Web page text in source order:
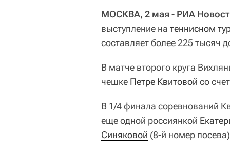
МОСКВА, 2 мая - РИА
выступление на теннисном
составляет более 225 тысяч
В матче второго круга
чешке Петре Квитовой со
В 1/4 финала соревнований
еще одной россиянкой
Синяковой (8-й номер